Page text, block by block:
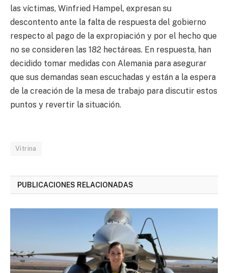
las víctimas, Winfried Hampel, expresan su
descontento ante la falta de respuesta del gobierno
respecto al pago de la expropiación y por el hecho que
no se consideren las 182 hectáreas. En respuesta, han
decidido tomar medidas con Alemania para asegurar
que sus demandas sean escuchadas y están a la espera
de la creación de la mesa de trabajo para discutir estos
puntos y revertir la situación.
Vitrina
PUBLICACIONES RELACIONADAS